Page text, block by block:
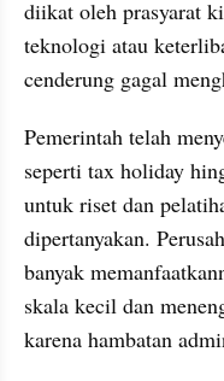
diikat oleh prasyarat
teknologi atau
cenderung gagal
Pemerintah telah
seperti tax holiday
untuk riset dan
dipertanyakan.
banyak
skala kecil dan
karena hambatan